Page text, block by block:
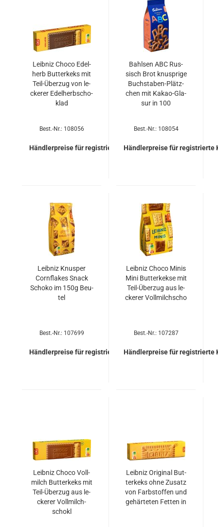
Leib­niz Choco Edel­
herb But­ter­keks mit
Teil-​Über­zug von le­
cke­rer Edel­herb­scho­
klad
Best.-Nr.: 108056
Händlerpreise für registrierte Kunden
Bahl­sen ABC Rus­
sisch Brot knusp­ri­ge
Buchstaben-​​Plätz­
chen mit Kakao-​​Gla­
sur in 100
Best.-Nr.: 108054
Händlerpreise für registrierte
Leib­niz Knus­per
Corn­flakes Snack
Scho­ko im 150g Beu­
tel
Best.-Nr.: 107699
Händlerpreise für registrierte Kunden
Leib­niz Choco Minis
Mini But­ter­kek­se mit
Teil-​Über­zug aus le­
cke­rer Voll­milch­scho
Best.-Nr.: 107287
Händlerpreise für registrierte
Leib­niz Choco Voll­
milch But­ter­keks mit
Teil-​Über­zug aus le­
cke­rer Voll­milch­
schokl
Leib­niz Ori­gi­nal But­
ter­keks ohne Zu­satz
von Farb­stof­fen und
ge­här­te­ten Fet­ten in